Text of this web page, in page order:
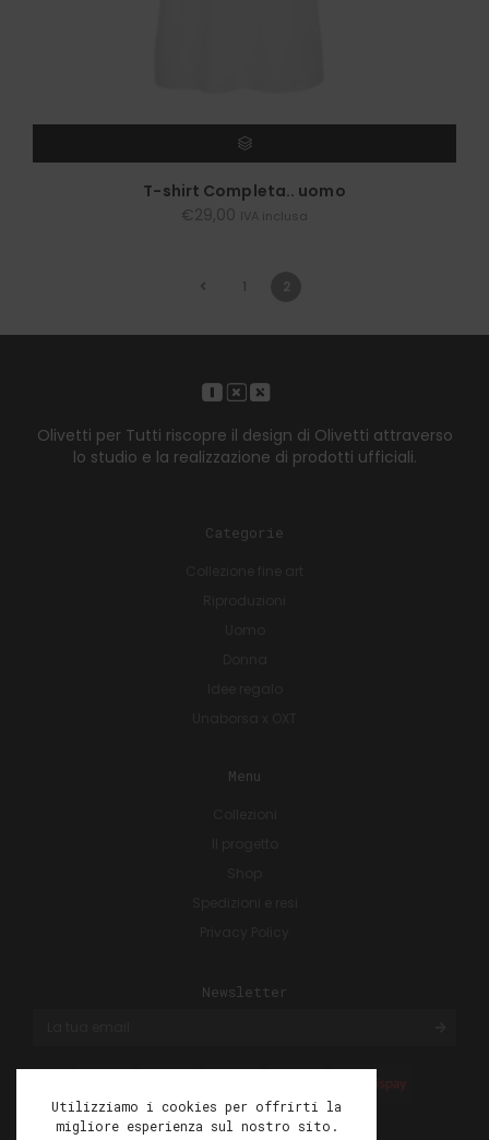
SCEGLI
T-shirt Completa.. uomo
€29,00 IVA inclusa
1
Olivetti per Tutti riscopre il design di Olivetti attraverso
lo studio e la realizzazione di prodotti ufficiali.
Categorie
Menu
Newsletter
Utilizziamo i cookies per offrirti la
migliore esperienza sul nostro sito.